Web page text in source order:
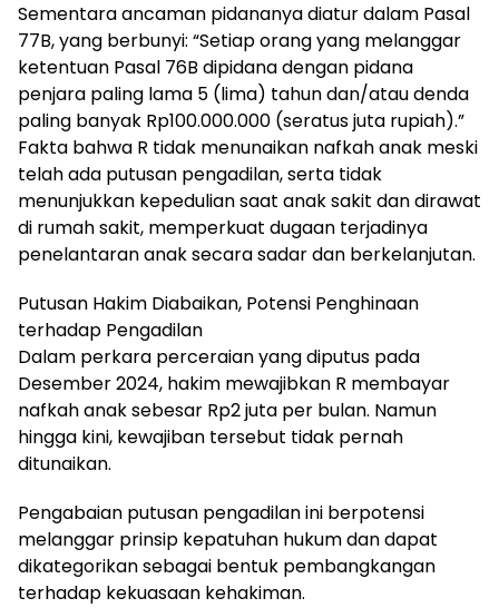
Sementara ancaman pidananya diatur dalam Pasal
77B, yang berbunyi: “Setiap orang yang melanggar
ketentuan Pasal 76B dipidana dengan pidana
penjara paling lama 5 (lima) tahun dan/atau denda
paling banyak Rp100.000.000 (seratus juta rupiah).”
Fakta bahwa R tidak menunaikan nafkah anak meski
telah ada putusan pengadilan, serta tidak
menunjukkan kepedulian saat anak sakit dan dirawat
di rumah sakit, memperkuat dugaan terjadinya
penelantaran anak secara sadar dan berkelanjutan.
Putusan Hakim Diabaikan, Potensi Penghinaan
terhadap Pengadilan
Dalam perkara perceraian yang diputus pada
Desember 2024, hakim mewajibkan R membayar
nafkah anak sebesar Rp2 juta per bulan. Namun
hingga kini, kewajiban tersebut tidak pernah
ditunaikan.
Pengabaian putusan pengadilan ini berpotensi
melanggar prinsip kepatuhan hukum dan dapat
dikategorikan sebagai bentuk pembangkangan
terhadap kekuasaan kehakiman.